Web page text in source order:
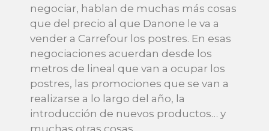
negociar, hablan de muchas más cosas
que del precio al que Danone le va a
vender a Carrefour los postres. En esas
negociaciones acuerdan desde los
metros de lineal que van a ocupar los
postres, las promociones que se van a
realizarse a lo largo del año, la
introducción de nuevos productos… y
muchas otras cosas.